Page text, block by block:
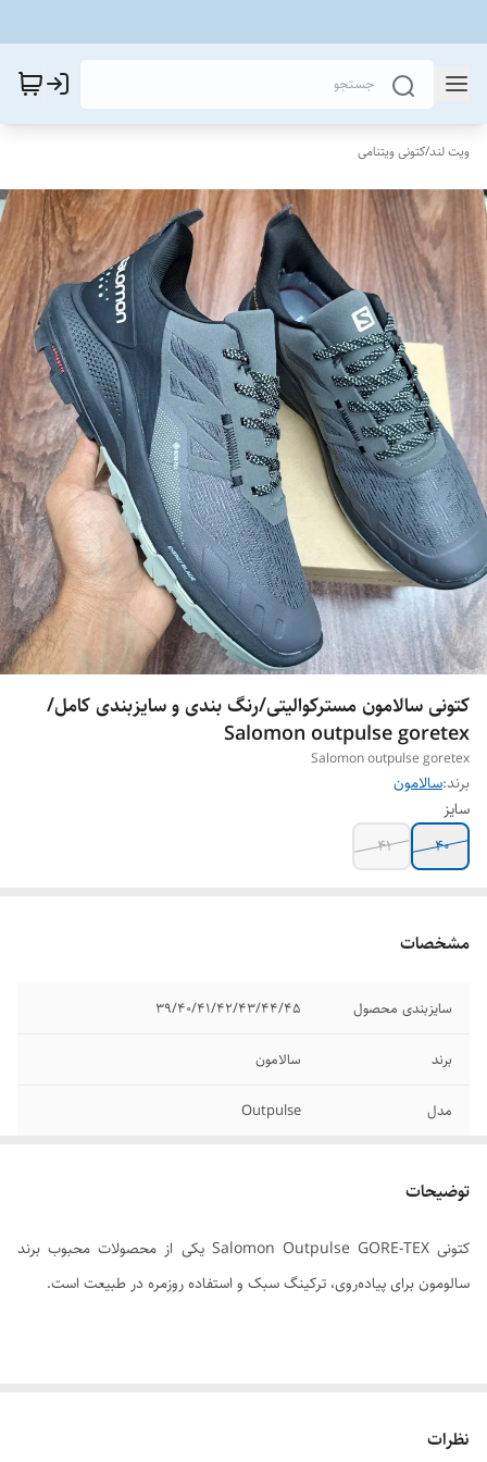
ویت لند/کتونی ویتنامی
کتونی سالامون مسترکوالیتی/رنگ بندی و سایزبندی کامل/
Salomon outpulse goretex
Salomon outpulse goretex
برند:سالامون
سایز
40
41
مشخصات
سایزبندی محصول 39/40/41/42/43/44/45
برند سالامون
مدل Outpulse
وضعیت کارکرد
توضیحات
کتونی Salomon Outpulse GORE-TEX یکی از محصولات محبوب برند
سالومون برای پیاده‌روی، ترکینگ سبک و استفاده روزمره در طبیعت است.
نظرات